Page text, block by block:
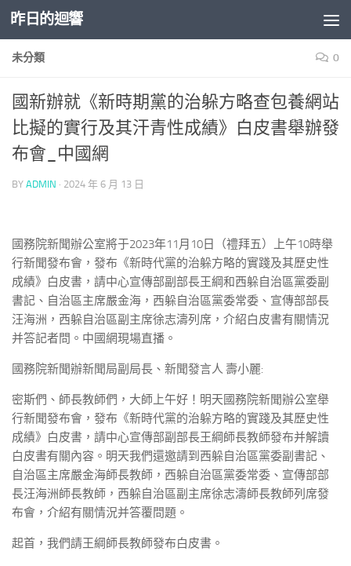
Skip to content
昨日的迴響
未分類 0
國新辦就《新時期黨的治躲方略查包養網站
比擬的實行及其汗青性成績》白皮書舉辦發
布會_中國網
BY ADMIN · 2024 年 6 月 13 日
國務院新聞辦公室將于2023年11月10日（禮拜五）上午10時舉
行新聞發布會，發布《新時代黨的治躲方略的實踐及其歷史性
成績》白皮書，請中心宣傳部副部長王綱和西躲自治區黨委副
書記、自治區主席嚴金海，西躲自治區黨委常委、宣傳部部長
汪海洲，西躲自治區副主席徐志濤列席，介紹白皮書有關情況
并答記者問。中國網現場直播。
國務院新聞辦新聞局副局長、新聞發言人 壽小麗:
密斯們、師長教師們，大師上午好！明天國務院新聞辦公室舉
行新聞發布會，發布《新時代黨的治躲方略的實踐及其歷史性
成績》白皮書，請中心宣傳部副部長王綱師長教師發布并解讀
白皮書有關內容。明天我們還邀請到西躲自治區黨委副書記、
自治區主席嚴金海師長教師，西躲自治區黨委常委、宣傳部部
長汪海洲師長教師，西躲自治區副主席徐志濤師長教師列席發
布會，介紹有關情況并答覆問題。
起首，我們請王綱師長教師發布白皮書。